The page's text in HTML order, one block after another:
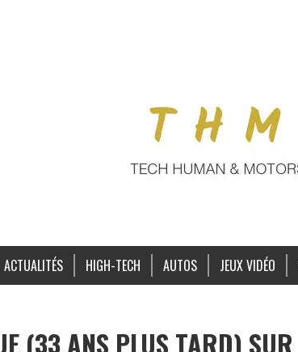
ACTUALITÉS HIGH-TECH AUTOS JEUX VIDÉO
(33 ANS PLUS TARD) SUR